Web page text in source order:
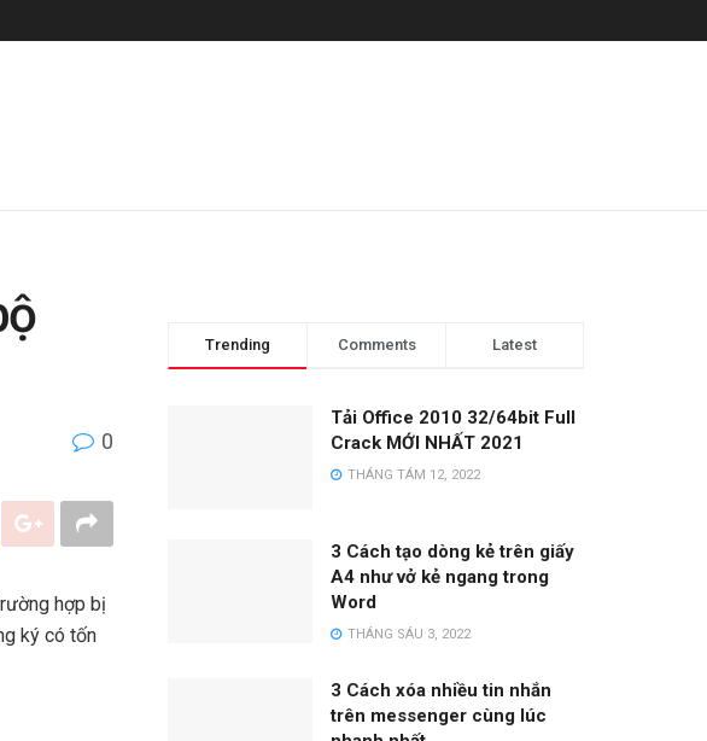
0
hợp bị
ký có tốn
Trending Comments Latest
Tải Office 2010 32/64bit Full
Crack MỚI NHẤT 2021
THÁNG TÁM 12, 2022
3 Cách tạo dòng kẻ trên giấy
A4 như vở kẻ ngang trong
Word
THÁNG SÁU 3, 2022
3 Cách xóa nhiều tin nhắn
trên messenger cùng lúc